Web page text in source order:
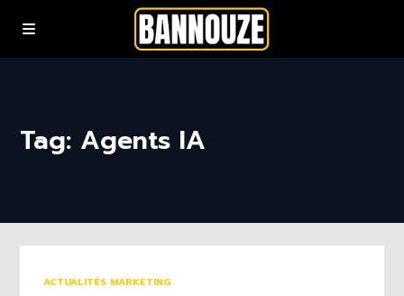
YouTube
Tag: Agents IA
ACTUALITÉS MARKETING